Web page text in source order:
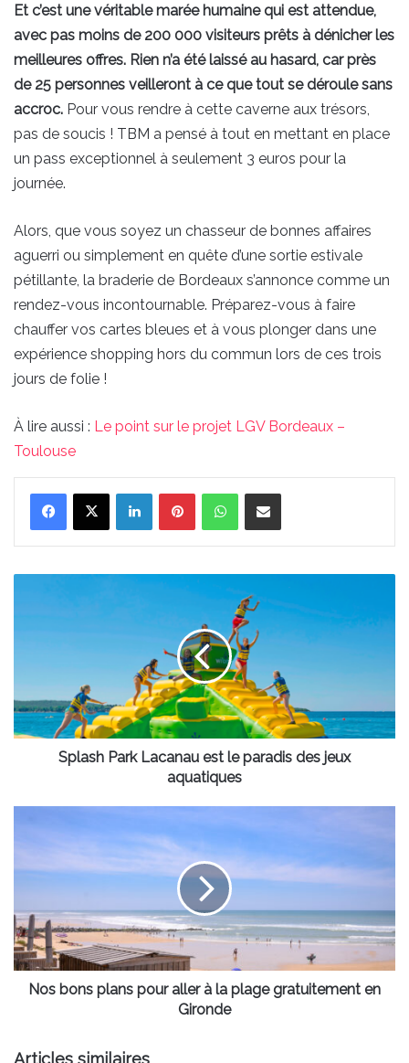
Et c’est une véritable marée humaine qui est attendue,
avec pas moins de 200 000 visiteurs prêts à dénicher les
meilleures offres. Rien n’a été laissé au hasard, car près
de 25 personnes veilleront à ce que tout se déroule sans
accroc. Pour vous rendre à cette caverne aux trésors,
pas de soucis ! TBM a pensé à tout en mettant en place
un pass exceptionnel à seulement 3 euros pour la
journée.
Alors, que vous soyez un chasseur de bonnes affaires
aguerri ou simplement en quête d’une sortie estivale
pétillante, la braderie de Bordeaux s’annonce comme un
rendez-vous incontournable. Préparez-vous à faire
chauffer vos cartes bleues et à vous plonger dans une
expérience shopping hors du commun lors de ces trois
jours de folie !
À lire aussi : Le point sur le projet LGV Bordeaux –
Toulouse
LinkedinPinterestWhatsAppPartager par email
des
jeux
aquatiques
Splash Park Lacanau est le paradis des jeux
aquatiques
pour
à
la
plage
gratuitement
Nos bons plans pour aller à la plage gratuitement en
Gironde
Articles similaires